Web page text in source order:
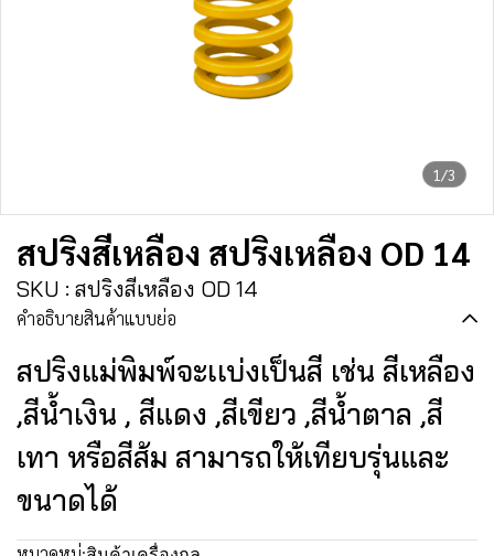
1/3
สปริงสีเหลือง สปริงเหลือง OD 14
SKU : สปริงสีเหลือง OD 14
คำอธิบายสินค้าแบบย่อ
สปริงแม่พิมพ์จะเเบ่งเป็นสี เช่น สีเหลือง
,สีน้ำเงิน , สีแดง ,สีเขียว ,สีน้ำตาล ,สี
เทา หรือสีส้ม สามารถให้เทียบรุ่นและ
ขนาดได้